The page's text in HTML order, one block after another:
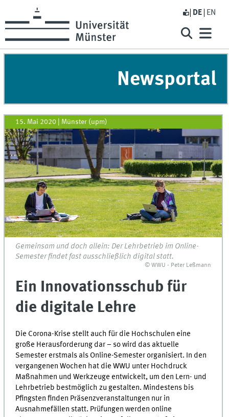
DE EN
Newsportal
15. Mai 2020 Münster (upm)
Gemeinsam und doch allein: Der Lehrbetrieb im Online-
Semester findet fast ausschließlich digital statt.
© WWU - Peter Leßmann
Ein Innovationsschub für
die digitale Lehre
Die Corona-Krise stellt auch für die Hochschulen eine
große Herausforderung dar – so wird das aktuelle
Semester erstmals als Online-Semester organisiert. In den
vergangenen Wochen hat die WWU unter Hochdruck
Maßnahmen und Werkzeuge entwickelt, um den Lern- und
Lehrbetrieb bestmöglich zu gestalten. Mindestens bis
Pfingsten finden Präsenzveranstaltungen nur in
Ausnahmefällen statt. Prüfungen werden online